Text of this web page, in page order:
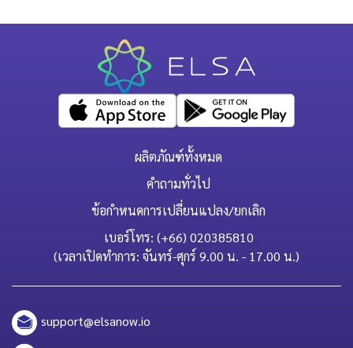
ผลิตภัณฑ์ทั้งหมด
คำถามทั่วไป
ข้อกำหนดการเปลี่ยนแปลง/ยกเลิก
เบอร์โทร: (+66) 020385810
(เวลาเปิดทำการ: จันทร์-ศุกร์ 9.00 น. - 17.00 น.)
support@elsanow.io